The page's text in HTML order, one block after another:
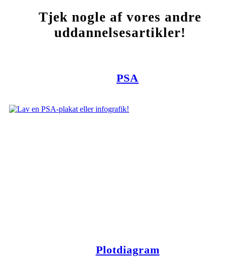
Tjek nogle af vores andre
uddannelsesartikler!
PSA
Plotdiagram